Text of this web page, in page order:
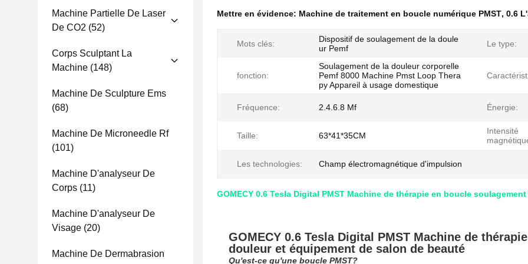
Machine Partielle De Laser
De CO2 (52)
Corps Sculptant La
Machine (148)
Machine De Sculpture Ems
(68)
Machine De Microneedle Rf
(101)
Machine D'analyseur De
Corps (11)
Machine D'analyseur De
Visage (20)
Machine De Dermabrasion
Mettre en évidence: Machine de traitement en boucle numérique PMST, 0.6
Mots clés:
Dispositif de soulagement de la doule
ur Pemf
Le type:
fonction:
Soulagement de la douleur corporelle
Pemf 8000 Machine Pmst Loop Thera
py Appareil à usage domestique
Fréquence: 2.4.6.8 Mf Énergie:
Taille: 63*41*35CM
Intensité
Les technologies: Champ électromagnétique d'impulsion
GOMECY 0.6 Tesla Digital PMST Machine de thérapie en boucle
GOMECY 0.6 Tesla Digital PMST Machine de
douleur et équipement de salon de beauté
Qu'est-ce qu'une boucle PMST?